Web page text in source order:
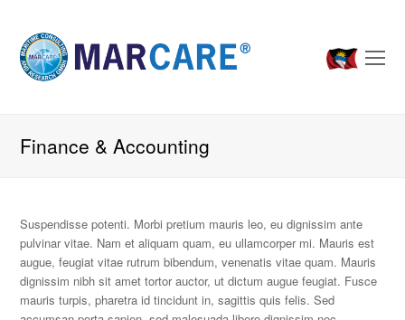
Finance & Accounting
Suspendisse potenti. Morbi pretium mauris leo, eu dignissim ante
pulvinar vitae. Nam et aliquam quam, eu ullamcorper mi. Mauris est
augue, feugiat vitae rutrum bibendum, venenatis vitae quam. Mauris
dignissim nibh sit amet tortor auctor, ut dictum augue feugiat. Fusce
mauris turpis, pharetra id tincidunt in, sagittis quis felis. Sed